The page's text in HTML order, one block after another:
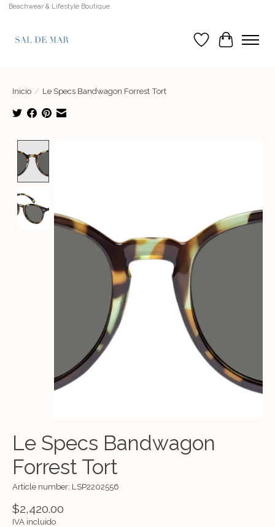
Beachwear & Lifestyle Boutique
Lista de deseos
Cesta
Inicio / Le Specs Bandwagon Forrest Tort
Le Specs Bandwagon
Forrest Tort
Article number: LSP2202556
$2,420.00
IVA incluido